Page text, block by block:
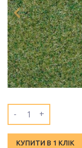
- +
КУПИТИ В 1 КЛІК